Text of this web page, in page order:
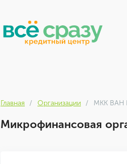
Главная Организации МКК ВАН
Микрофинансовая